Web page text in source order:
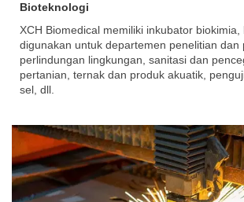
Bioteknologi
XCH Biomedical memiliki inkubator biokimia,
digunakan untuk departemen penelitian dan
perlindungan lingkungan, sanitasi dan
pertanian, ternak dan produk akuatik,
sel, dll.